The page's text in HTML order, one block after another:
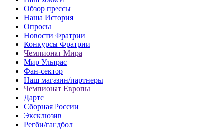
Обзор прессы
Наша История
Опросы
Новости Фратрии
Конкурсы Фратрии
Чемпионат Мира
Мир Ультрас
Фан-cектор
Наш магазин/партнеры
Чемпионат Европы
Дартс
Сборная России
Эксклюзив
Регби/гандбол